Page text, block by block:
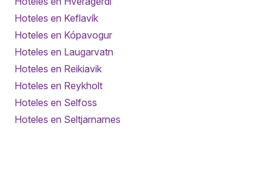
Hoteles en Keflavík
Hoteles en Kópavogur
Hoteles en Laugarvatn
Hoteles en Reikiavik
Hoteles en Reykholt
Hoteles en Selfoss
Hoteles en Seltjarnarnes